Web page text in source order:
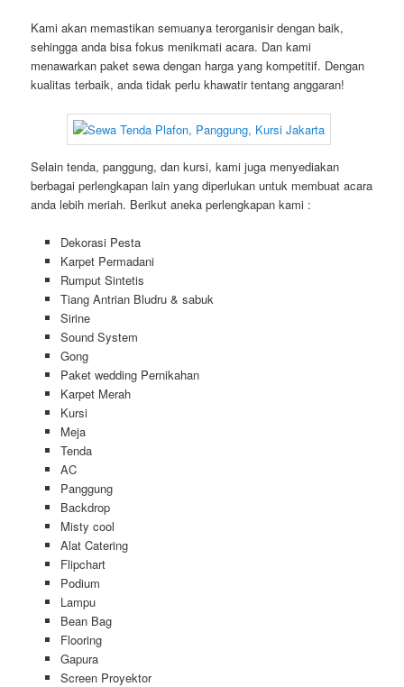
Kami akan memastikan semuanya terorganisir dengan baik,
sehingga anda bisa fokus menikmati acara. Dan kami
menawarkan paket sewa dengan harga yang kompetitif. Dengan
kualitas terbaik, anda tidak perlu khawatir tentang anggaran!
Selain tenda, panggung, dan kursi, kami juga menyediakan
berbagai perlengkapan lain yang diperlukan untuk membuat acara
anda lebih meriah. Berikut aneka perlengkapan kami :
Dekorasi Pesta
Karpet Permadani
Rumput Sintetis
Tiang Antrian Bludru & sabuk
Sirine
Sound System
Gong
Paket wedding Pernikahan
Karpet Merah
Kursi
Meja
Tenda
AC
Panggung
Backdrop
Misty cool
Alat Catering
Flipchart
Podium
Lampu
Bean Bag
Flooring
Gapura
Screen Proyektor